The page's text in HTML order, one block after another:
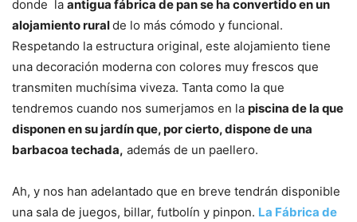
donde la antigua fábrica de pan se ha convertido en un
alojamiento ruralde lo más cómodo y funcional.
Respetando la estructura original, este alojamiento tiene
una decoración moderna con colores muy frescos que
transmiten muchísima viveza. Tanta como la que
tendremos cuando nos sumerjamos en la piscina de la que
disponen en su jardín que, por cierto, dispone de una
barbacoa techada, además de un paellero.
Ah, y nos han adelantado que en breve tendrán disponible
una sala de juegos, billar, futbolín y pinpon. La Fábrica de